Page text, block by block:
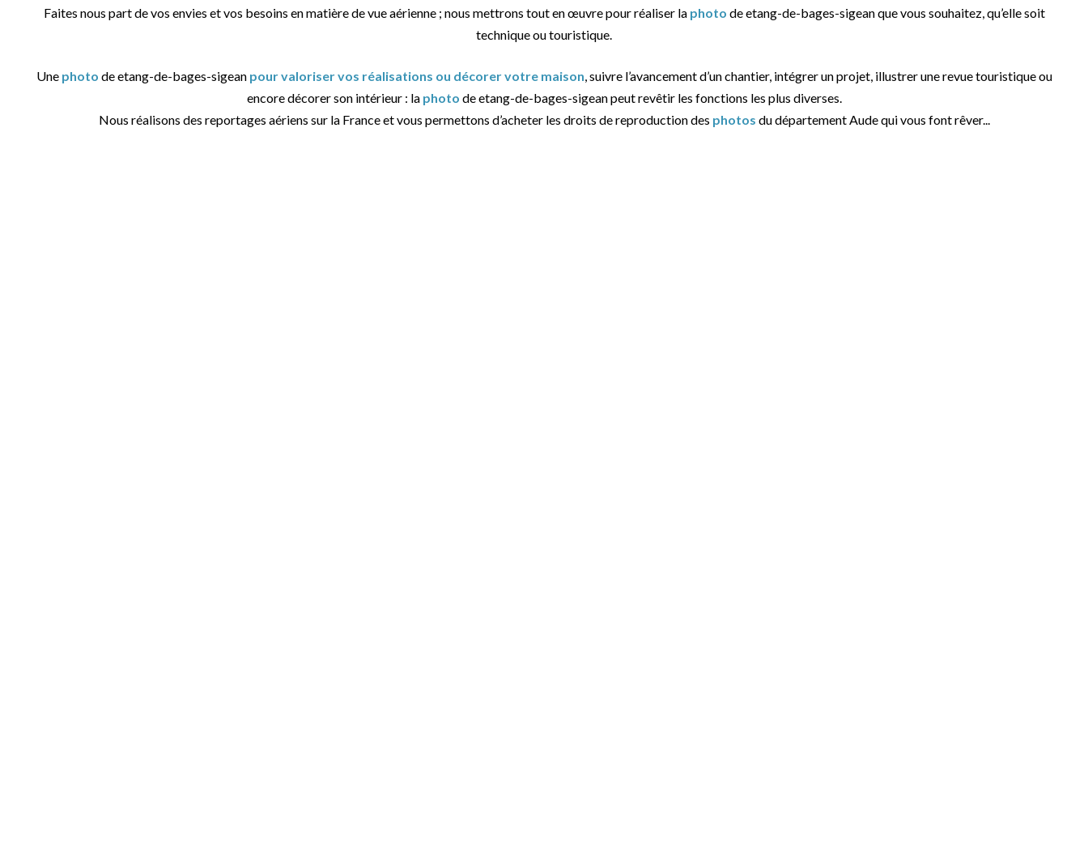
Faites nous part de vos envies et vos besoins en matière de vue aérienne ; nous mettrons tout en œuvre pour réaliser la photo de etang-de-bages-sigean que vous souhaitez, qu’elle soit
technique ou touristique.
Une photo de etang-de-bages-sigean pour valoriser vos réalisations ou décorer votre maison, suivre l’avancement d’un chantier, intégrer un projet, illustrer une revue touristique ou
encore décorer son intérieur : la photo de etang-de-bages-sigean peut revêtir les fonctions les plus diverses.
Nous réalisons des reportages aériens sur la France et vous permettons d’acheter les droits de reproduction des photos du département Aude qui vous font rêver...